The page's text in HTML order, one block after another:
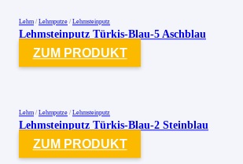
Lehm / Lehmputze / Lehmsteinputz
Lehmsteinputz Türkis-Blau-5 Aschblau
ZUM PRODUKT
Lehm / Lehmputze / Lehmsteinputz
Lehmsteinputz Türkis-Blau-2 Steinblau
ZUM PRODUKT